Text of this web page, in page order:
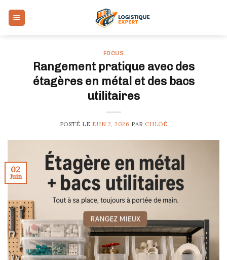
FOCUS
Rangement pratique avec des
étagères en métal et des bacs
utilitaires
POSTÉ LE JUIN 2, 2026 PARCHLOÉ
02
Juin